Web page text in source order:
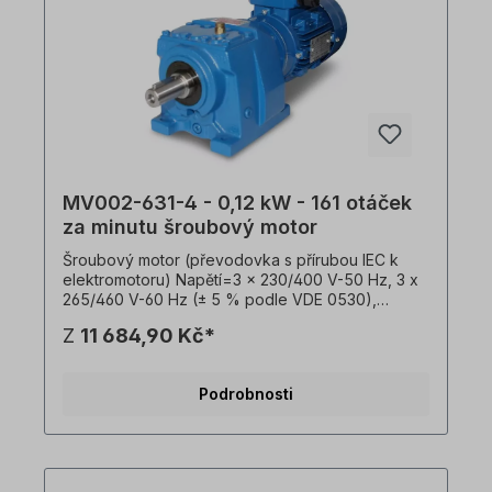
MV002-631-4 - 0,12 kW - 161 otáček
za minutu šroubový motor
Šroubový motor (převodovka s přírubou IEC k
elektromotoru) Napětí=3 x 230/400 V-50 Hz, 3 x
265/460 V-60 Hz (± 5 % podle VDE 0530),
otáčky=161 ot/min, převodový poměr (i)=8,45,
hřídel=20 mm x 40 mm, hmotnost=14,7 kg,
termistory, provozní režim=S1- 100% ED,
Z 11 684,90 Kč*
Podrobnosti